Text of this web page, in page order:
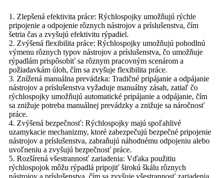
1. Zlepšená efektivita práce: Rýchlospojky umožňujú rýchle
pripojenie a odpojenie rôznych nástrojov a príslušenstva, čím
šetria čas a zvyšujú efektivitu rýpadiel.
2. Zvýšená flexibilita práce: Rýchlospojky umožňujú pohodlnú
výmenu rôznych typov nástrojov a príslušenstva, čo umožňuje
rýpadlám prispôsobiť sa rôznym pracovným scenárom a
požiadavkám úloh, čím sa zvyšuje flexibilita práce.
3. Znížená manuálna prevádzka: Tradičné pripájanie a odpájanie
nástrojov a príslušenstva vyžaduje manuálny zásah, zatiaľ čo
rýchlospojky umožňujú automatické pripájanie a odpájanie, čím
sa znižuje potreba manuálnej prevádzky a znižuje sa náročnosť
práce.
4. Zvýšená bezpečnosť: Rýchlospojky majú spoľahlivé
uzamykacie mechanizmy, ktoré zabezpečujú bezpečné pripojenie
nástrojov a príslušenstva, zabraňujú náhodnému odpojeniu alebo
uvoľneniu a zvyšujú bezpečnosť práce.
5. Rozšírená všestrannosť zariadenia: Vďaka použitiu
rýchlospojok môžu rýpadlá pripojiť širokú škálu rôznych